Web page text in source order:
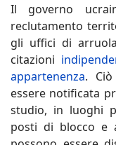
Il governo
reclutamento
gli uffici di
citazioni
appartenenza.
essere notificata
studio, in luoghi
posti di blocco e